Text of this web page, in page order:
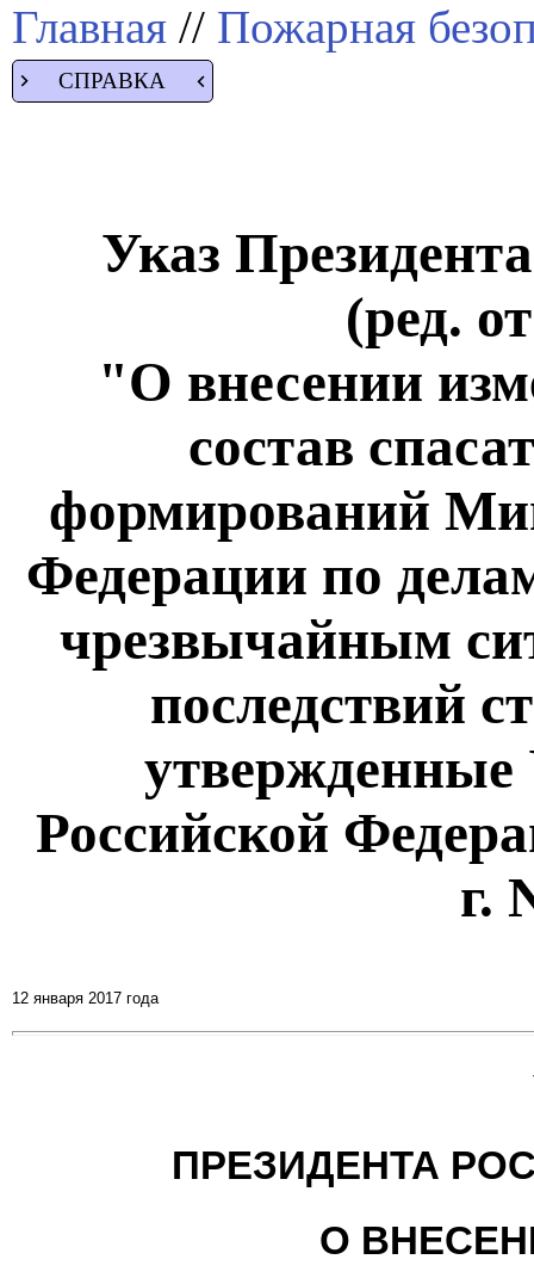
Главная // Пожарная
СПРАВКА
Указ
(ред.
"О внесении
состав
формирований
Федерации по
чрезвычайным
последствий
утвержденные
Российской
г.
12 января 2017 года
ПРЕЗИДЕНТА
О